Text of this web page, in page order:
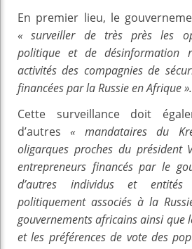
En premier lieu, le
« surveiller de très près les
politique et de désinformation
activités des compagnies de
financées par la Russie en Afrique ».
Cette surveillance doit
d’autres« mandataires du
oligarques proches du président
entrepreneurs financés par le
d’autres individus et entités
politiquement associés à la
gouvernements africains ainsi que
et les préférences de vote des